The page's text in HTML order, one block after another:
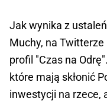
Jak wynika z
Muchy, na
profil "Czas na
które mają skłonić
inwestycji na rzece,